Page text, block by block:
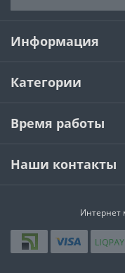
Информация
Категории
Время работы
Наши контакты
Интернет